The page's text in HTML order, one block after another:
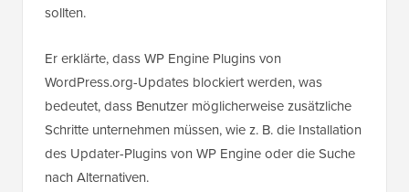
sollten.
Er erklärte, dass WP Engine Plugins von
WordPress.org-Updates blockiert werden, was
bedeutet, dass Benutzer möglicherweise zusätzliche
Schritte unternehmen müssen, wie z. B. die Installation
des Updater-Plugins von WP Engine oder die Suche
nach Alternativen.